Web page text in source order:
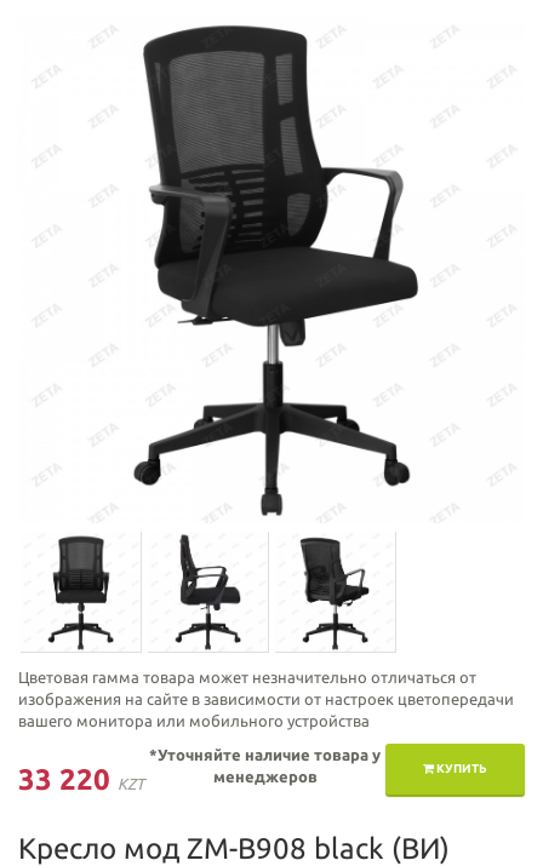
Цветовая гамма товара может незначительно отличаться от
изображения на сайте в зависимости от настроек цветопередачи
вашего монитора или мобильного устройства
33 220 KZT
КУПИТЬ
*Уточняйте наличие товара у
менеджеров
Кресло мод ZM-B908 black (ВИ)